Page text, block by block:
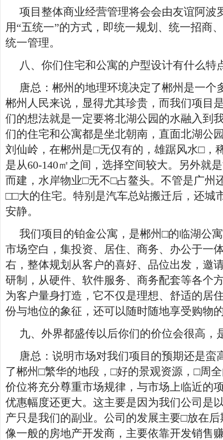
项目整体商业经营管理将会会由友谊阿波
用“五统一”的方式，即统一规划、统一招商
统一管理。
八、你们住宅和公寓的户型设计有什么特
唐总：郴州的地理环境决定了郴州是一个
郴州人民来说，显得尤其珍贵，而我们项目
们的想法就是一定要将北湖公园的水融入到
们的住宅和公寓都是坐北朝南，直面北湖公
刘仙岭，在郴州是□无仅有的，雄踞风水□，
是从60-140㎡之间，选择空间较大。另外就
而建，水岸物业□无不□占鳌头。不管是广州
□□大的住宅。特别是汽车总站搬迁后，还城
安静。
我们项目的铂金公寓，是郴州□的临湖公
市场空白，集投资、居住、商务、办公于一
右，整体规划从客户的喜好、品位出发，邀
研制，从硬件、软件服务、商务配套等各个
为客户量身打造，它不仅是理想、舒适的居
份与地位的象征，还可以随时随地享受购物
九、外界都盛传以后你们的价位会很高，
唐总：说明市场对我们项目的预期还是蛮
了郴州□繁华的地段，□好的景观资源，□周
价位将充分尊重市场规律，与市场上临近的
优惠幅度还更大。这主要是因为我们公司是
产只是我们的副业。公司的发展主要□放在
像一般的房地产开发商，主要依靠开发销售